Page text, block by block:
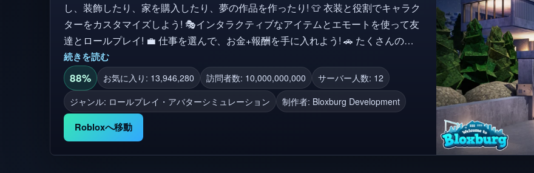
し、装飾したり、家を購入したり、夢の作品を作ったり! 👕 衣装と役割でキャラク
ターをカスタマイズしよう! 🎭インタラクティブなアイテムとエモートを使って友
達とロールプレイ! 💼 仕事を選んで、お金+報酬を手に入れよう! 🚗 たくさんの乗
り物から1つ選んで街をドライブしよう! 🏆 料理などのスキルをレベルアップし、
エキサイティングなコンテンツをアンロックしよう! プレイしてくれてありがとう!
⭐ をフォローして、ゲームに拍手してください! 👍 ジャンル: ロールプレース, 建物,
ライフシミュレーション, ハングアウト, タウン&シティ, ドライブ
続きを読む
88% お気に入り: 13,946,280 訪問者数: 10,000,000,000
サーバー人数: 12
ジャンル: ロールプレイ・アバターシミュレーション
制作者: Bloxburg Development
Robloxへ移動